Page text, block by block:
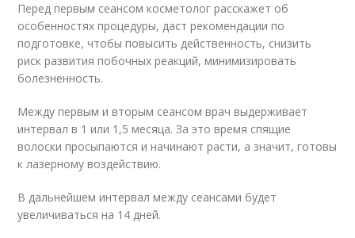
Перед первым сеансом косметолог расскажет об
особенностях процедуры, даст рекомендации по
подготовке, чтобы повысить действенность, снизить
риск развития побочных реакций, минимизировать
болезненность.
Между первым и вторым сеансом врач выдерживает
интервал в 1 или 1,5 месяца. За это время спящие
волоски просыпаются и начинают расти, а значит, готовы
к лазерному воздействию.
В дальнейшем интервал между сеансами будет
увеличиваться на 14 дней.